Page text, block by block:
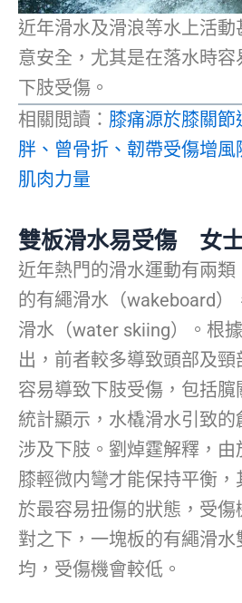
近年滑水及滑浪等水上活
意安全，尤其是在落水時
下肢受傷。
相關閲讀： 膝痛源於膝關節
胖、曾骨折、韌帶受傷增
肌肉力量
雙板滑水易受傷 女
近年熱門的滑水運動有兩類
的有繩滑水（wakeboard）
滑水（water skiing）。根
出，前者較多導致頭部及
容易導致下肢受傷，包括臗
統計顯示，水橇滑水引致的
涉及下肢。劉焯霆解釋，
膝輕微内彎才能保持平衡
於最容易扭傷的狀態，受傷
對之下，一塊板的有繩滑
均，受傷機會較低。